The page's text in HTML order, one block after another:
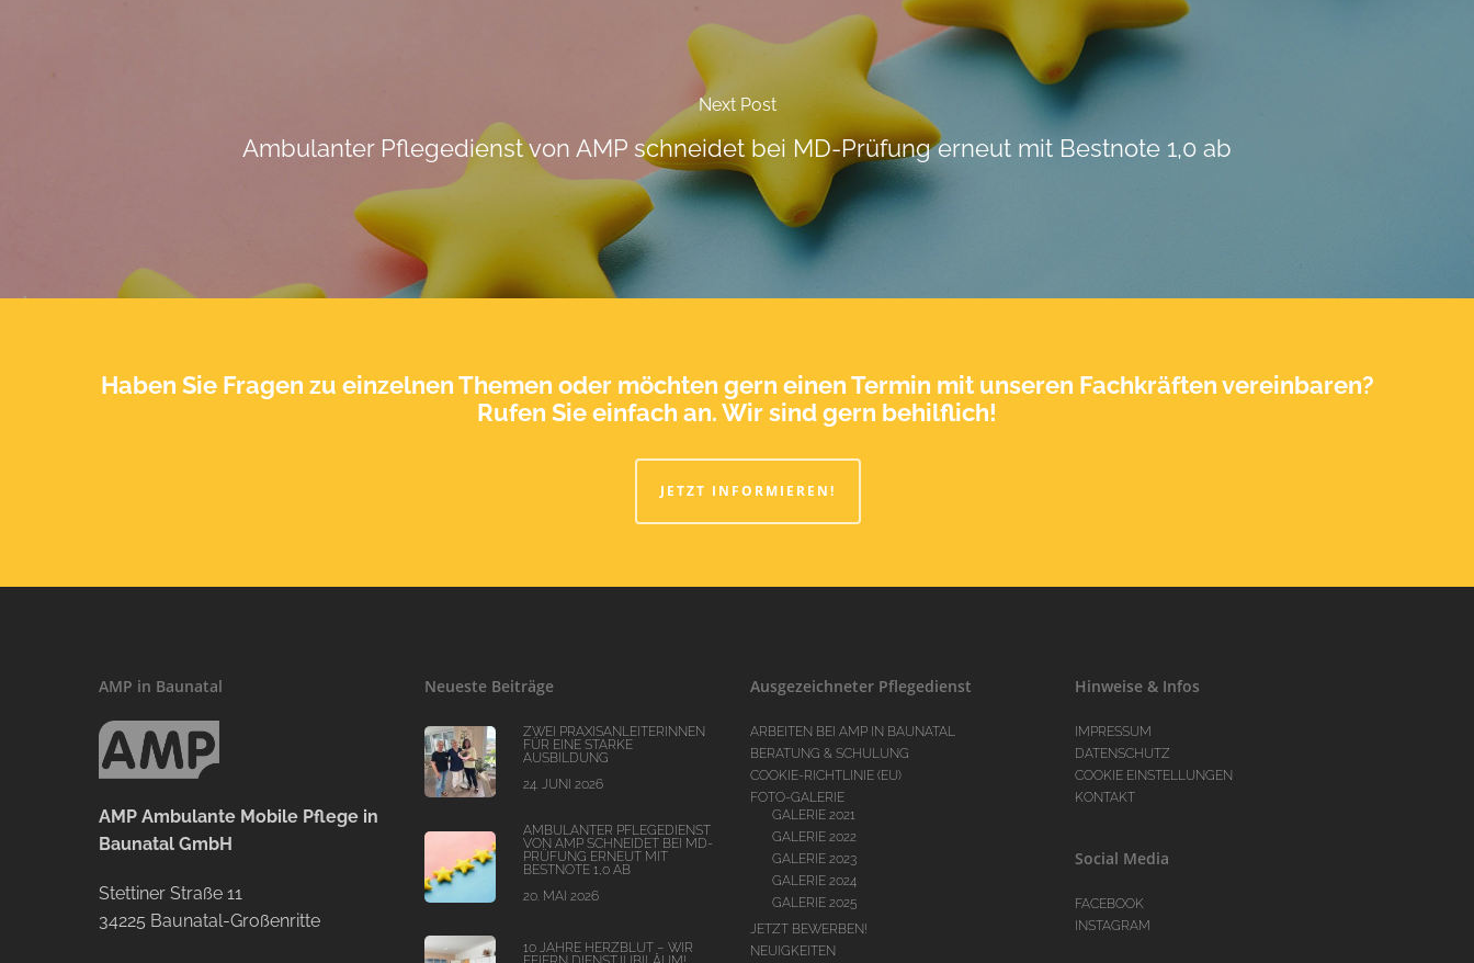
Next Post
Ambulanter Pflegedienst von AMP schneidet bei MD-Prüfung erneut mit Bestnote 1,0 ab
Haben Sie Fragen zu einzelnen Themen oder möchten gern einen Termin mit unseren Fachkräften vereinbaren?
Rufen Sie einfach an. Wir sind gern behilflich!
JETZT INFORMIEREN!
AMP in Baunatal
AMP Ambulante Mobile Pflege in
Baunatal GmbH
Stettiner Straße 11
34225 Baunatal-Großenritte
Neueste Beiträge
ZWEI PRAXISANLEITERINNEN
FÜR EINE STARKE
AUSBILDUNG
24. JUNI 2026
AMBULANTER PFLEGEDIENST
VON AMP SCHNEIDET BEI MD-
PRÜFUNG ERNEUT MIT
BESTNOTE 1,0 AB
20. MAI 2026
10 JAHRE HERZBLUT – WIR
Ausgezeichneter Pflegedienst
ARBEITEN BEI AMP IN BAUNATAL
BERATUNG & SCHULUNG
COOKIE-RICHTLINIE (EU)
FOTO-GALERIE
GALERIE 2021
GALERIE 2022
GALERIE 2023
GALERIE 2024
GALERIE 2025
JETZT BEWERBEN!
NEUIGKEITEN
Hinweise & Infos
IMPRESSUM
DATENSCHUTZ
COOKIE EINSTELLUNGEN
KONTAKT
Social Media
FACEBOOK
INSTAGRAM